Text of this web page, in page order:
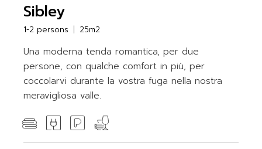
Sibley
1-2 persons 25m2
Una moderna tenda romantica, per due
persone, con qualche comfort in più, per
coccolarvi durante la vostra fuga nella nostra
meravigliosa valle.